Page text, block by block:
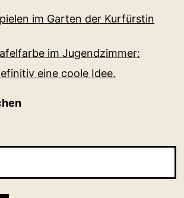
im Garten der Kurfürstin
im Jugendzimmer:
eine coole Idee.